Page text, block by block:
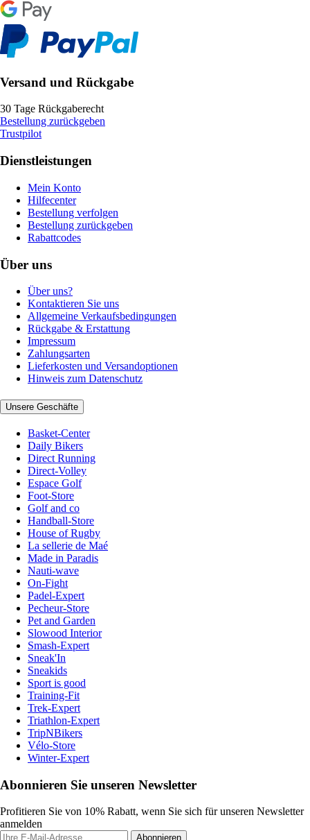
Versand und Rückgabe
30 Tage Rückgaberecht
Bestellung zurückgeben
Trustpilot
Dienstleistungen
Mein Konto
Hilfecenter
Bestellung verfolgen
Bestellung zurückgeben
Rabattcodes
Über uns
Über uns?
Kontaktieren Sie uns
Allgemeine Verkaufsbedingungen
Rückgabe & Erstattung
Impressum
Zahlungsarten
Lieferkosten und Versandoptionen
Hinweis zum Datenschutz
Unsere Geschäfte
Basket-Center
Daily Bikers
Direct Running
Direct-Volley
Espace Golf
Foot-Store
Golf and co
Handball-Store
House of Rugby
La sellerie de Maé
Made in Paradis
Nauti-wave
On-Fight
Padel-Expert
Pecheur-Store
Pet and Garden
Slowood Interior
Smash-Expert
Sneak'In
Sneakids
Sport is good
Training-Fit
Trek-Expert
Triathlon-Expert
TripNBikers
Vélo-Store
Winter-Expert
Abonnieren Sie unseren Newsletter
Profitieren Sie von 10% Rabatt, wenn Sie sich für unseren Newsletter
anmelden
Abonnieren